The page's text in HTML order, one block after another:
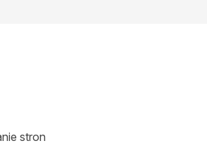
stron